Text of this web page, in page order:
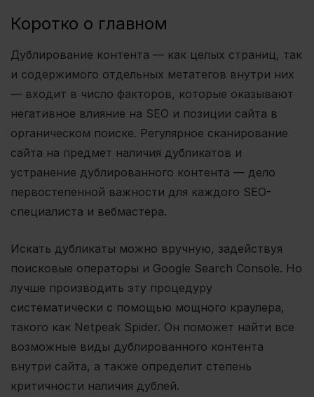
Коротко о главном
Дублирование контента — как целых страниц, так
и содержимого отдельных метатегов внутри них
— входит в число факторов, которые оказывают
негативное влияние на SEO и позиции сайта в
органическом поиске. Регулярное сканирование
сайта на предмет наличия дубликатов и
устранение дублированного контента — дело
первостепенной важности для каждого SEO-
специалиста и вебмастера.
Искать дубликаты можно вручную, задействуя
поисковые операторы и Google Search Console. Но
лучше производить эту процедуру
систематически с помощью мощного краулера,
такого как Netpeak Spider. Он поможет найти все
возможные виды дублированного контента
внутри сайта, а также определит степень
критичности наличия дублей.